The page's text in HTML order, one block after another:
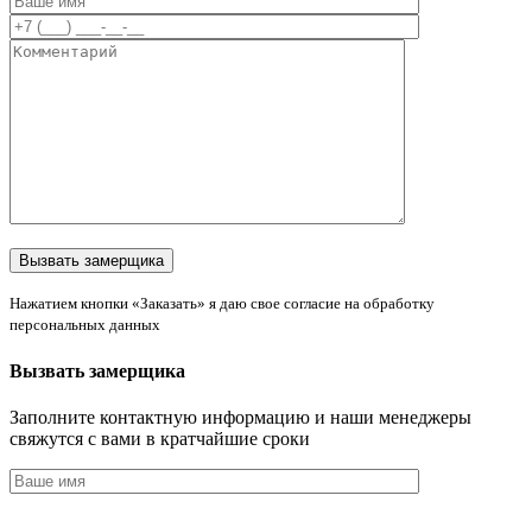
Нажатием кнопки «Заказать» я даю свое согласие на обработку
персональных данных
Вызвать замерщика
Заполните контактную информацию и наши менеджеры
свяжутся с вами в кратчайшие сроки